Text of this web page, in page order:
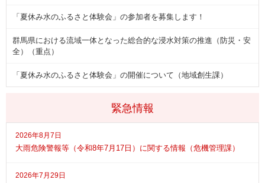
緊急情報
2026年8月7日
大雨危険警報等（令和8年7月17日）に関する情報（危機管理課）
2026年7月29日
「夏休み水のふるさと体験会」の参加者を募集します！
群馬県における流域一体となった総合的な浸水対策の推進（防災・安
全）（重点）
「夏休み水のふるさと体験会」の開催について（地域創生課）